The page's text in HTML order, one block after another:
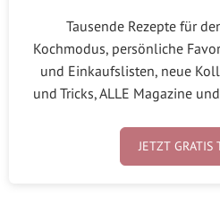
Tausende Rezepte für
Kochmodus, persönliche
und Einkaufslisten, neue
und Tricks, ALLE Magazine
JETZT GRATIS